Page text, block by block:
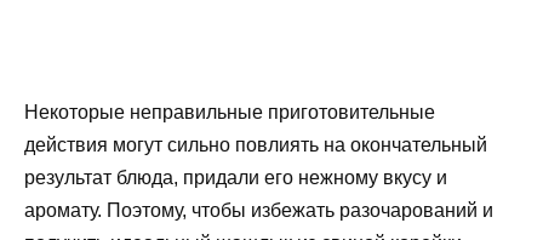
Некоторые неправильные приготовительные
действия могут сильно повлиять на окончательный
результат блюда, придали его нежному вкусу и
аромату. Поэтому, чтобы избежать разочарований и